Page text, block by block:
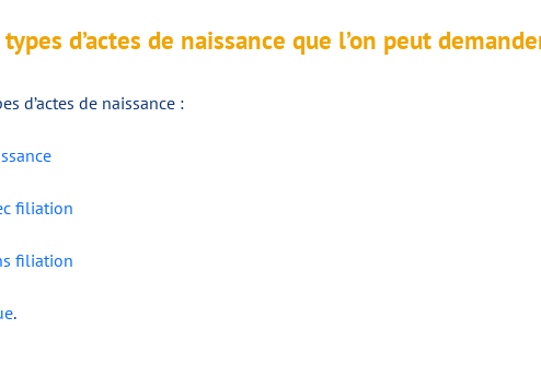
d’actes de naissance que l’on peut
d’actes de naissance :
filiation
filiation
.